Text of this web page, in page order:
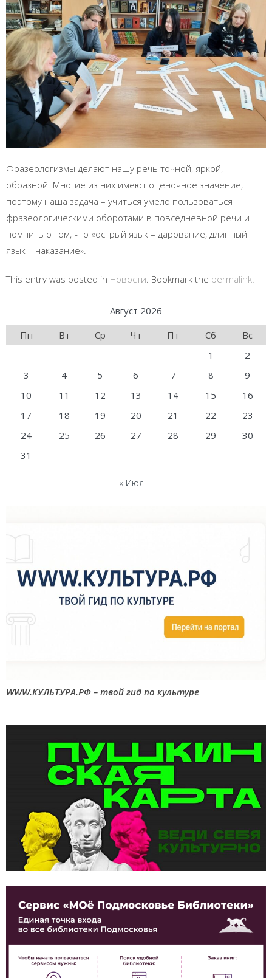
Фразеологизмы делают нашу речь точной, яркой,
образной. Многие из них имеют оценочное значение,
поэтому наша задача – учиться умело пользоваться
фразеологическими оборотами в повседневной речи и
помнить о том, что «острый язык – дарование, длинный
язык – наказание».
This entry was posted in Новости . Bookmark the permalink
Август 2026
Пн
Вт Ср Чт Пт Сб
Вс
1
2
3
4 5 6 7 8
9
10
11 12 13 14 15
16
17
18 19 20 21 22
23
24
25 26 27 28 29
30
31
« Июл
WWW.КУЛЬТУРА.РФ – твой гид по культуре